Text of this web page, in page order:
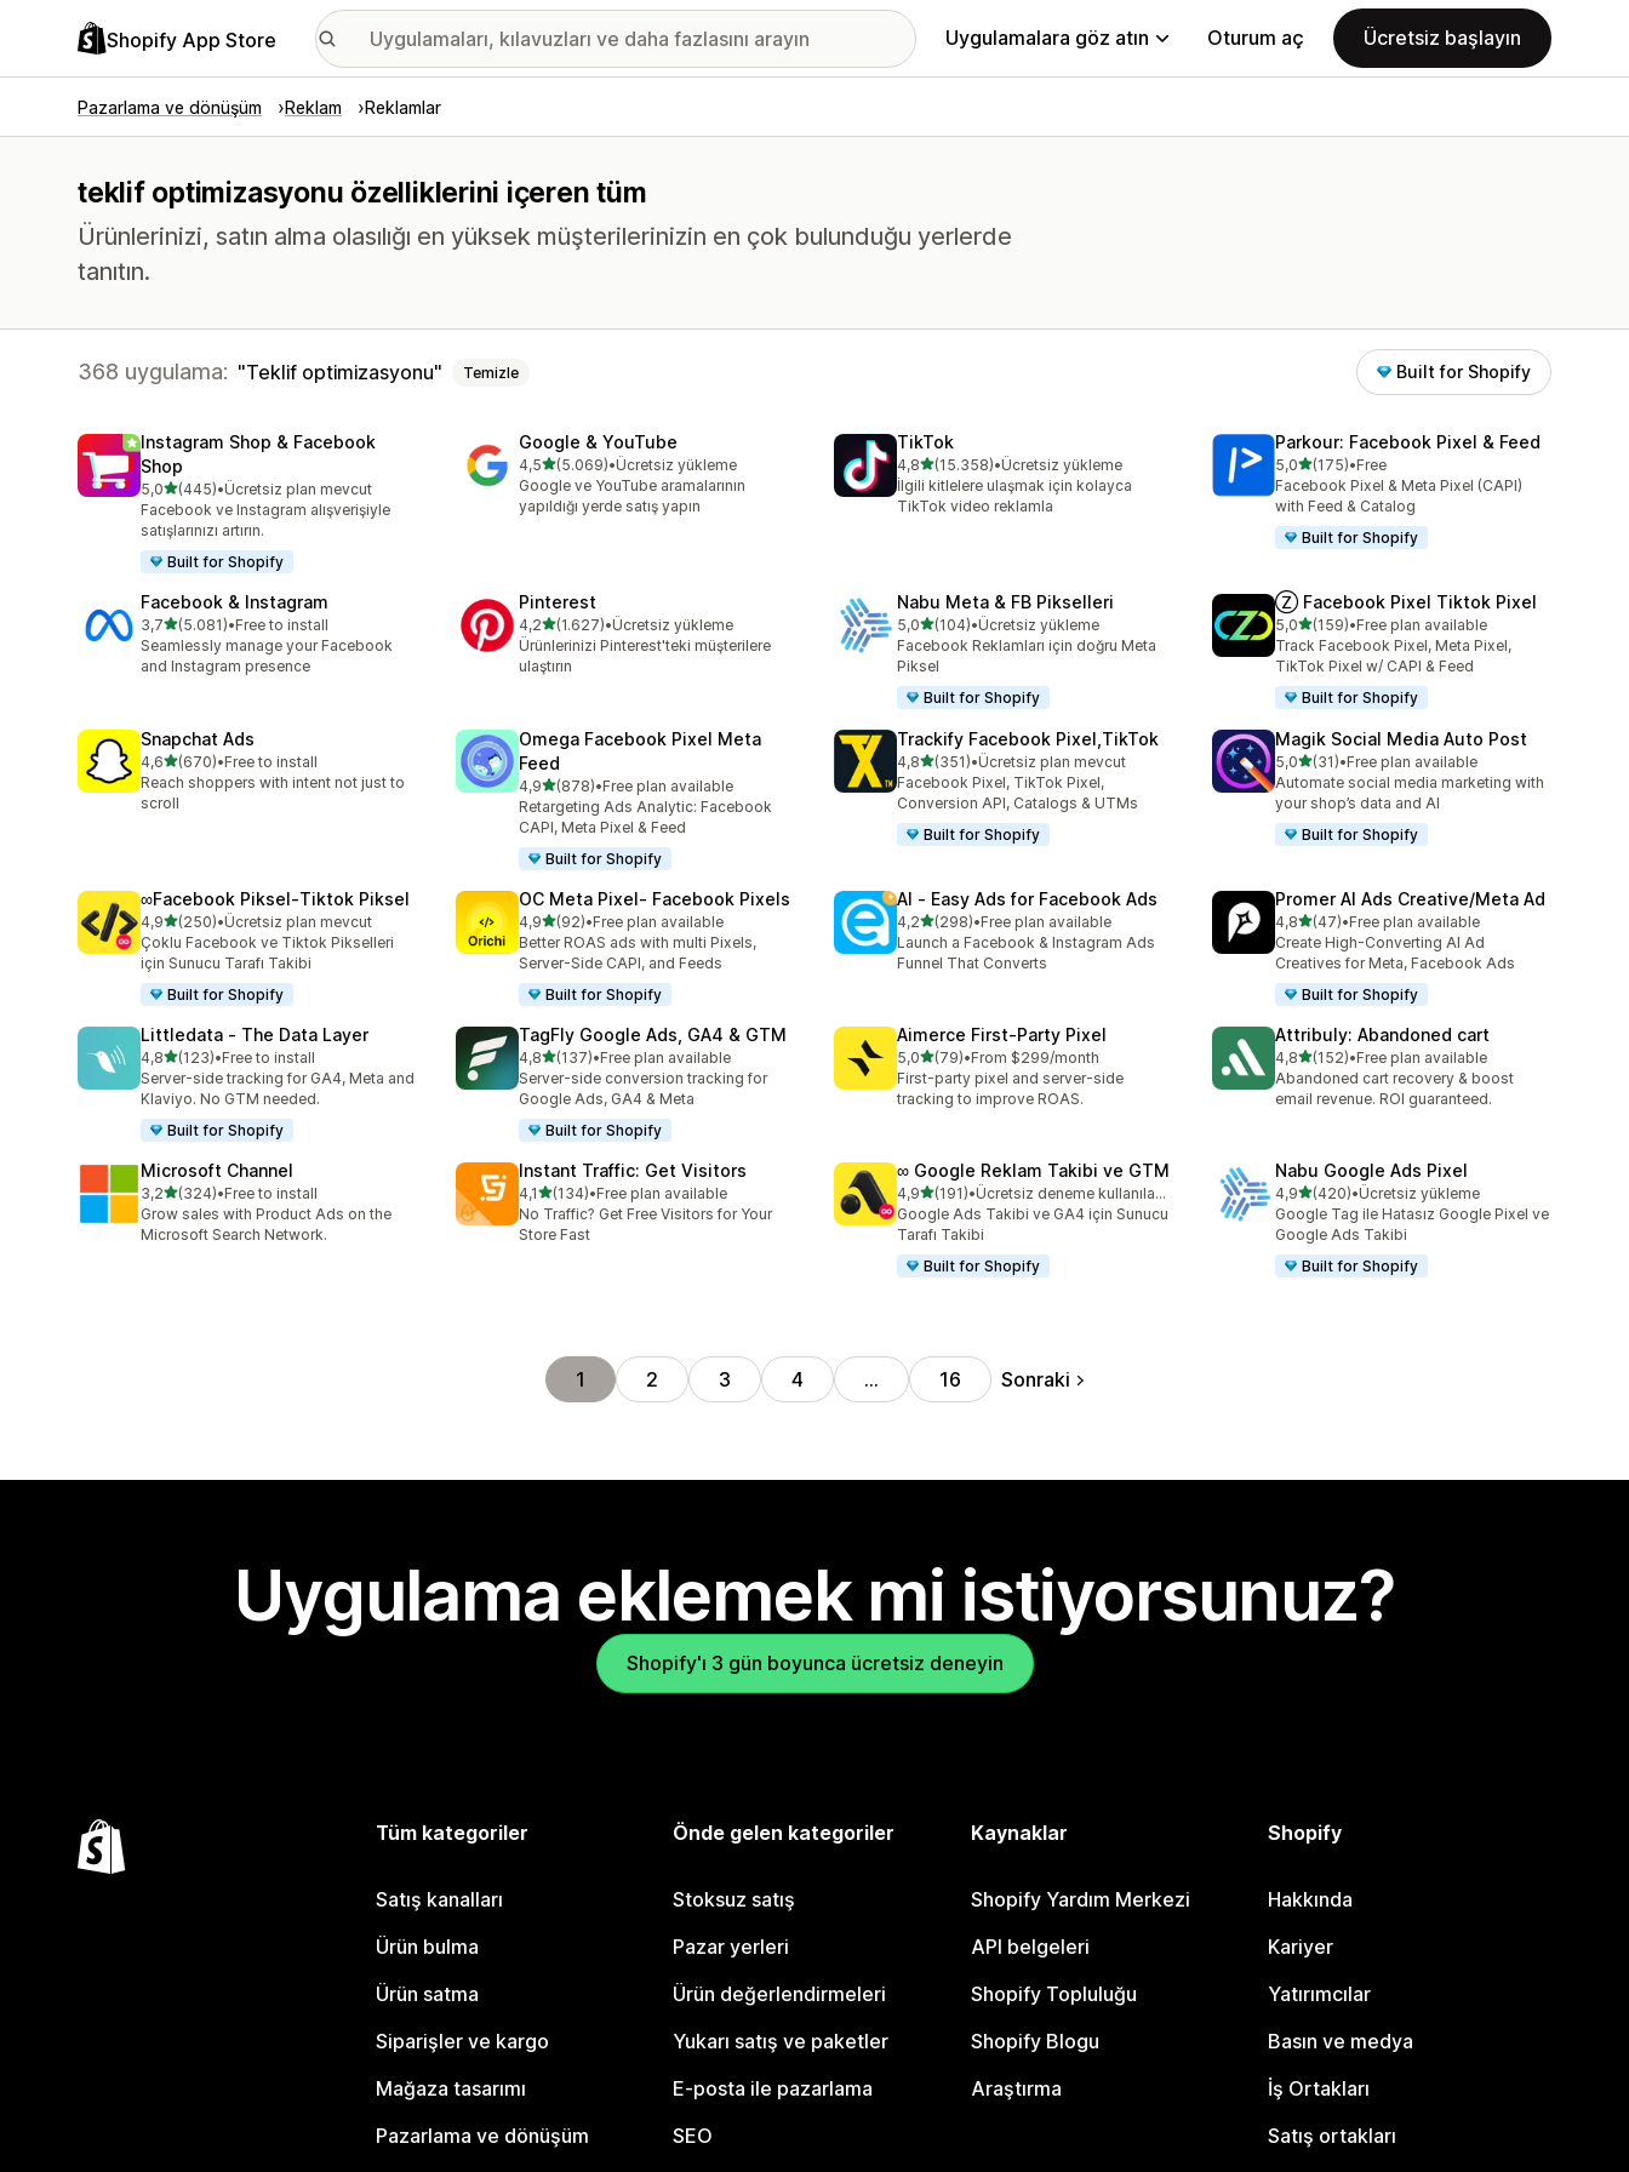
Shopify App Store Uygulamalara göz atın Oturum aç Ücretsiz başlayın
Pazarlama ve dönüşüm Reklam Reklamlar
teklif optimizasyonu özelliklerini içeren tüm
Ürünlerinizi, satın alma olasılığı en yüksek müşterilerinizin en çok bulunduğu yerlerde
tanıtın.
368 uygulama: Teklif optimizasyonu Temizle Built for Shopify
Instagram Shop & Facebook
Shop
5,05 yıldız üzerinden
(445)
toplam 445 değerlendirme
•Ücretsiz plan mevcut
Facebook ve Instagram alışverişiyle
satışlarınızı artırın.
Built for Shopify
Google & YouTube
4,55 yıldız üzerinden
(5.069)
toplam 5069 değerlendirme
•Ücretsiz yükleme
Google ve YouTube aramalarının
yapıldığı yerde satış yapın
TikTok
4,85 yıldız üzerinden
(15.358)
toplam 15358 değerlendirme
•Ücretsiz yükleme
İlgili kitlelere ulaşmak için kolayca
TikTok video reklamla
Parkour: Facebook Pixel & Feed
5,05 yıldız üzerinden
(175)
toplam 175 değerlendirme
•Free
Facebook Pixel & Meta Pixel (CAPI)
with Feed & Catalog
Built for Shopify
Facebook & Instagram
3,75 yıldız üzerinden
(5.081)
toplam 5081 değerlendirme
•Free to install
Seamlessly manage your Facebook
and Instagram presence
Pinterest
4,25 yıldız üzerinden
(1.627)
toplam 1627 değerlendirme
•Ücretsiz yükleme
Ürünlerinizi Pinterest'teki müşterilere
ulaştırın
Nabu Meta & FB Pikselleri
5,05 yıldız üzerinden
(104)
toplam 104 değerlendirme
•Ücretsiz yükleme
Facebook Reklamları için doğru Meta
Piksel
Built for Shopify
Ⓩ Facebook Pixel Tiktok Pixel
5,05 yıldız üzerinden
(159)
toplam 159 değerlendirme
•Free plan available
Track Facebook Pixel, Meta Pixel,
TikTok Pixel w/ CAPI & Feed
Built for Shopify
Snapchat Ads
4,65 yıldız üzerinden
(670)
toplam 670 değerlendirme
•Free to install
Reach shoppers with intent not just to
scroll
Omega Facebook Pixel Meta
Feed
4,95 yıldız üzerinden
(878)
toplam 878 değerlendirme
•Free plan available
Retargeting Ads Analytic: Facebook
CAPI, Meta Pixel & Feed
Built for Shopify
Trackify Facebook Pixel,TikTok
4,85 yıldız üzerinden
(351)
toplam 351 değerlendirme
•Ücretsiz plan mevcut
Facebook Pixel, TikTok Pixel,
Conversion API, Catalogs & UTMs
Built for Shopify
Magik Social Media Auto Post
5,05 yıldız üzerinden
(31)
toplam 31 değerlendirme
•Free plan available
Automate social media marketing with
your shop’s data and AI
Built for Shopify
∞Facebook Piksel‑Tiktok Piksel
4,95 yıldız üzerinden
(250)
toplam 250 değerlendirme
•Ücretsiz plan mevcut
Çoklu Facebook ve Tiktok Pikselleri
için Sunucu Tarafı Takibi
Built for Shopify
OC Meta Pixel‑ Facebook Pixels
4,95 yıldız üzerinden
(92)
toplam 92 değerlendirme
•Free plan available
Better ROAS ads with multi Pixels,
Server-Side CAPI, and Feeds
Built for Shopify
AI ‑ Easy Ads for Facebook Ads
4,25 yıldız üzerinden
(298)
toplam 298 değerlendirme
•Free plan available
Launch a Facebook & Instagram Ads
Funnel That Converts
Promer AI Ads Creative/Meta Ad
4,85 yıldız üzerinden
(47)
toplam 47 değerlendirme
•Free plan available
Create High-Converting AI Ad
Creatives for Meta, Facebook Ads
Built for Shopify
Littledata ‑ The Data Layer
4,85 yıldız üzerinden
(123)
toplam 123 değerlendirme
•Free to install
Server-side tracking for GA4, Meta and
Klaviyo. No GTM needed.
Built for Shopify
TagFly Google Ads, GA4 & GTM
4,85 yıldız üzerinden
(137)
toplam 137 değerlendirme
•Free plan available
Server-side conversion tracking for
Google Ads, GA4 & Meta
Built for Shopify
Aimerce First‑Party Pixel
5,05 yıldız üzerinden
(79)
toplam 79 değerlendirme
•From $299/month
First-party pixel and server-side
tracking to improve ROAS.
Attribuly: Abandoned cart
4,85 yıldız üzerinden
(152)
toplam 152 değerlendirme
•Free plan available
Abandoned cart recovery & boost
email revenue. ROI guaranteed.
Microsoft Channel
3,25 yıldız üzerinden
(324)
toplam 324 değerlendirme
•Free to install
Grow sales with Product Ads on the
Microsoft Search Network.
Instant Traffic: Get Visitors
4,15 yıldız üzerinden
(134)
toplam 134 değerlendirme
•Free plan available
No Traffic? Get Free Visitors for Your
Store Fast
∞ Google Reklam Takibi ve GTM
4,95 yıldız üzerinden
(191)
toplam 191 değerlendirme
•
Ücretsiz deneme kullanılabilir
Google Ads Takibi ve GA4 için Sunucu
Tarafı Takibi
Built for Shopify
Nabu Google Ads Pixel
4,95 yıldız üzerinden
(420)
toplam 420 değerlendirme
•Ücretsiz yükleme
Google Tag ile Hatasız Google Pixel ve
Google Ads Takibi
Built for Shopify
1 2 3 4 … 16 Sonraki
Uygulama eklemek mi istiyorsunuz?
Shopify'ı 3 gün boyunca ücretsiz deneyin
Tüm kategoriler
Satış kanalları
Ürün bulma
Ürün satma
Siparişler ve kargo
Mağaza tasarımı
Pazarlama ve dönüşüm
Önde gelen kategoriler
Stoksuz satış
Pazar yerleri
Ürün değerlendirmeleri
Yukarı satış ve paketler
E-posta ile pazarlama
SEO
Kaynaklar
Shopify Yardım Merkezi
API belgeleri
Shopify Topluluğu
Shopify Blogu
Araştırma
Shopify
Hakkında
Kariyer
Yatırımcılar
Basın ve medya
İş Ortakları
Satış ortakları